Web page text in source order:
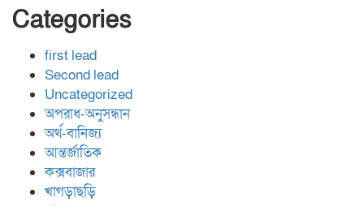
Categories
first lead
Second lead
Uncategorized
অপরাধ-অনুসন্ধান
অর্থ-বানিজ্য
আন্তর্জাতিক
কক্সবাজার
খাগড়াছড়ি